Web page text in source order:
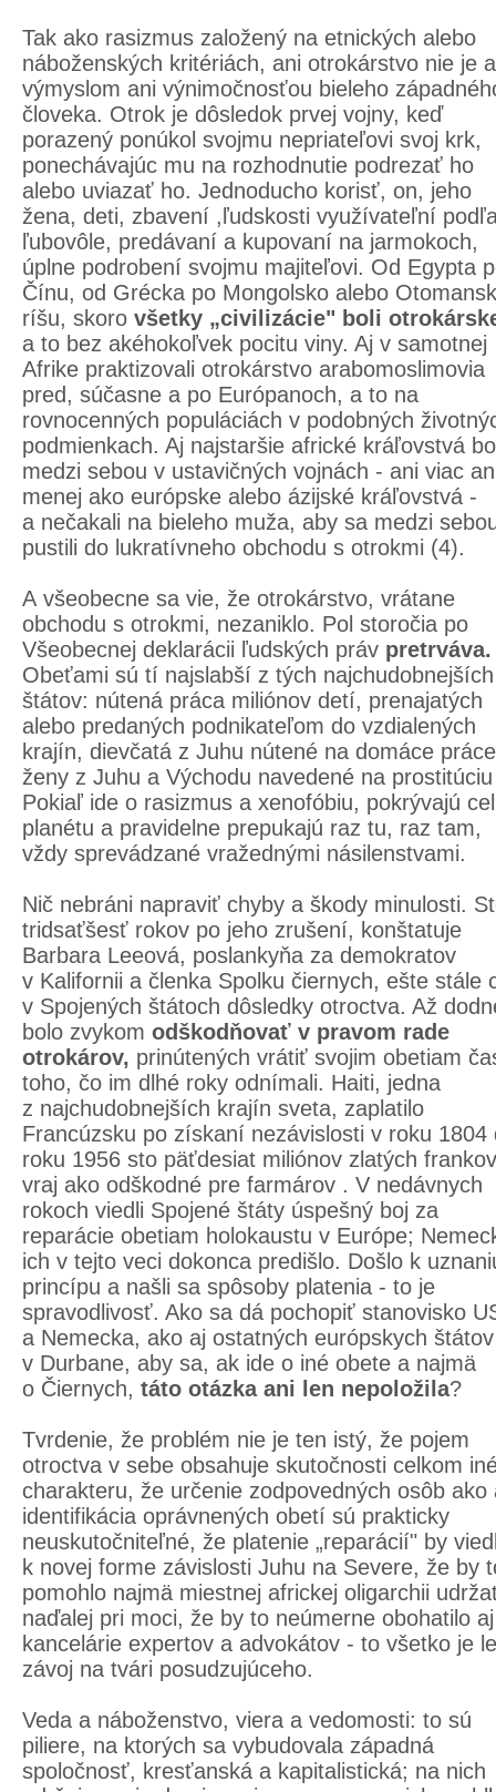
Tak ako rasizmus založený na etnických alebo
náboženských kritériách, ani otrokárstvo nie je
výmyslom ani výnimočnosťou bieleho
človeka. Otrok je dôsledok prvej vojny, keď
porazený ponúkol svojmu nepriateľovi svoj krk,
ponechávajúc mu na rozhodnutie podrezať ho
alebo uviazať ho. Jednoducho korisť, on, jeho
žena, deti, zbavení ,ľudskosti využívateľní
ľubovôle, predávaní a kupovaní na jarmokoch,
úplne podrobení svojmu majiteľovi. Od Egypta
Čínu, od Grécka po Mongolsko alebo
ríšu, skoro všetky „civilizácie" boli
a to bez akéhokoľvek pocitu viny. Aj v samotnej
Afrike praktizovali otrokárstvo arabomoslimovia
pred, súčasne a po Európanoch, a to na
rovnocenných populáciách v podobných
podmienkach. Aj najstaršie africké kráľovstvá
medzi sebou v ustavičných vojnách - ani viac
menej ako európske alebo ázijské kráľovstvá -
a nečakali na bieleho muža, aby sa medzi
pustili do lukratívneho obchodu s otrokmi (4).
A všeobecne sa vie, že otrokárstvo, vrátane
obchodu s otrokmi, nezaniklo. Pol storočia po
Všeobecnej deklarácii ľudských práv pretrváva.
Obeťami sú tí najslabší z tých najchudobnejších
štátov: nútená práca miliónov detí, prenajatých
alebo predaných podnikateľom do vzdialených
krajín, dievčatá z Juhu nútené na domáce
ženy z Juhu a Východu navedené na
Pokiaľ ide o rasizmus a xenofóbiu, pokrývajú
planétu a pravidelne prepukajú raz tu, raz tam,
vždy sprevádzané vražednými násilenstvami.
Nič nebráni napraviť chyby a škody minulosti.
tridsaťšesť rokov po jeho zrušení, konštatuje
Barbara Leeová, poslankyňa za demokratov
v Kalifornii a členka Spolku čiernych, ešte stále
v Spojených štátoch dôsledky otroctva. Až
bolo zvykom odškodňovať v pravom rade
otrokárov, prinútených vrátiť svojim obetiam
toho, čo im dlhé roky odnímali. Haiti, jedna
z najchudobnejších krajín sveta, zaplatilo
Francúzsku po získaní nezávislosti v roku 1804
roku 1956 sto päťdesiat miliónov zlatých
vraj ako odškodné pre farmárov . V nedávnych
rokoch viedli Spojené štáty úspešný boj za
reparácie obetiam holokaustu v Európe;
ich v tejto veci dokonca predišlo. Došlo k
princípu a našli sa spôsoby platenia - to je
spravodlivosť. Ako sa dá pochopiť stanovisko
a Nemecka, ako aj ostatných európskych štátov
v Durbane, aby sa, ak ide o iné obete a najmä
o Čiernych, táto otázka ani len nepoložila?
Tvrdenie, že problém nie je ten istý, že pojem
otroctva v sebe obsahuje skutočnosti celkom
charakteru, že určenie zodpovedných osôb ako
identifikácia oprávnených obetí sú prakticky
neuskutočniteľné, že platenie „reparácií" by
k novej forme závislosti Juhu na Severe, že by
pomohlo najmä miestnej africkej oligarchii
naďalej pri moci, že by to neúmerne obohatilo aj
kancelárie expertov a advokátov - to všetko je
závoj na tvári posudzujúceho.
Veda a náboženstvo, viera a vedomosti: to sú
piliere, na ktorých sa vybudovala západná
spoločnosť, kresťanská a kapitalistická; na nich